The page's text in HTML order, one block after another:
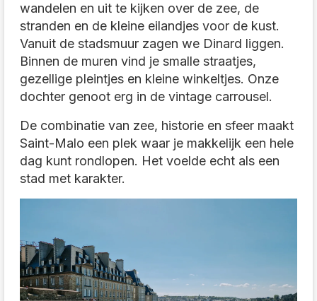
wandelen en uit te kijken over de zee, de
stranden en de kleine eilandjes voor de kust.
Vanuit de stadsmuur zagen we Dinard liggen.
Binnen de muren vind je smalle straatjes,
gezellige pleintjes en kleine winkeltjes. Onze
dochter genoot erg in de vintage carrousel.
De combinatie van zee, historie en sfeer maakt
Saint-Malo een plek waar je makkelijk een hele
dag kunt rondlopen. Het voelde echt als een
stad met karakter.